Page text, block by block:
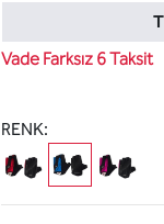
Vade Farksız 6 Taksit
RENK: